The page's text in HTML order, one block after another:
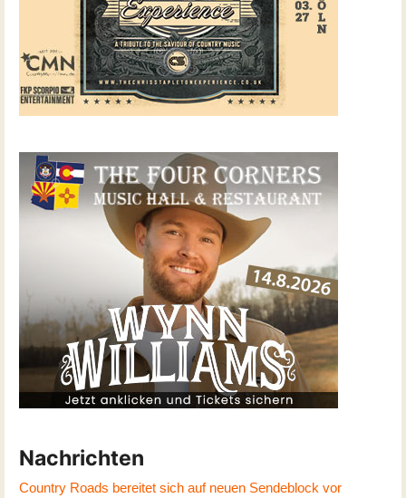
Nachrichten
Country Roads bereitet sich auf neuen Sendeblock vor